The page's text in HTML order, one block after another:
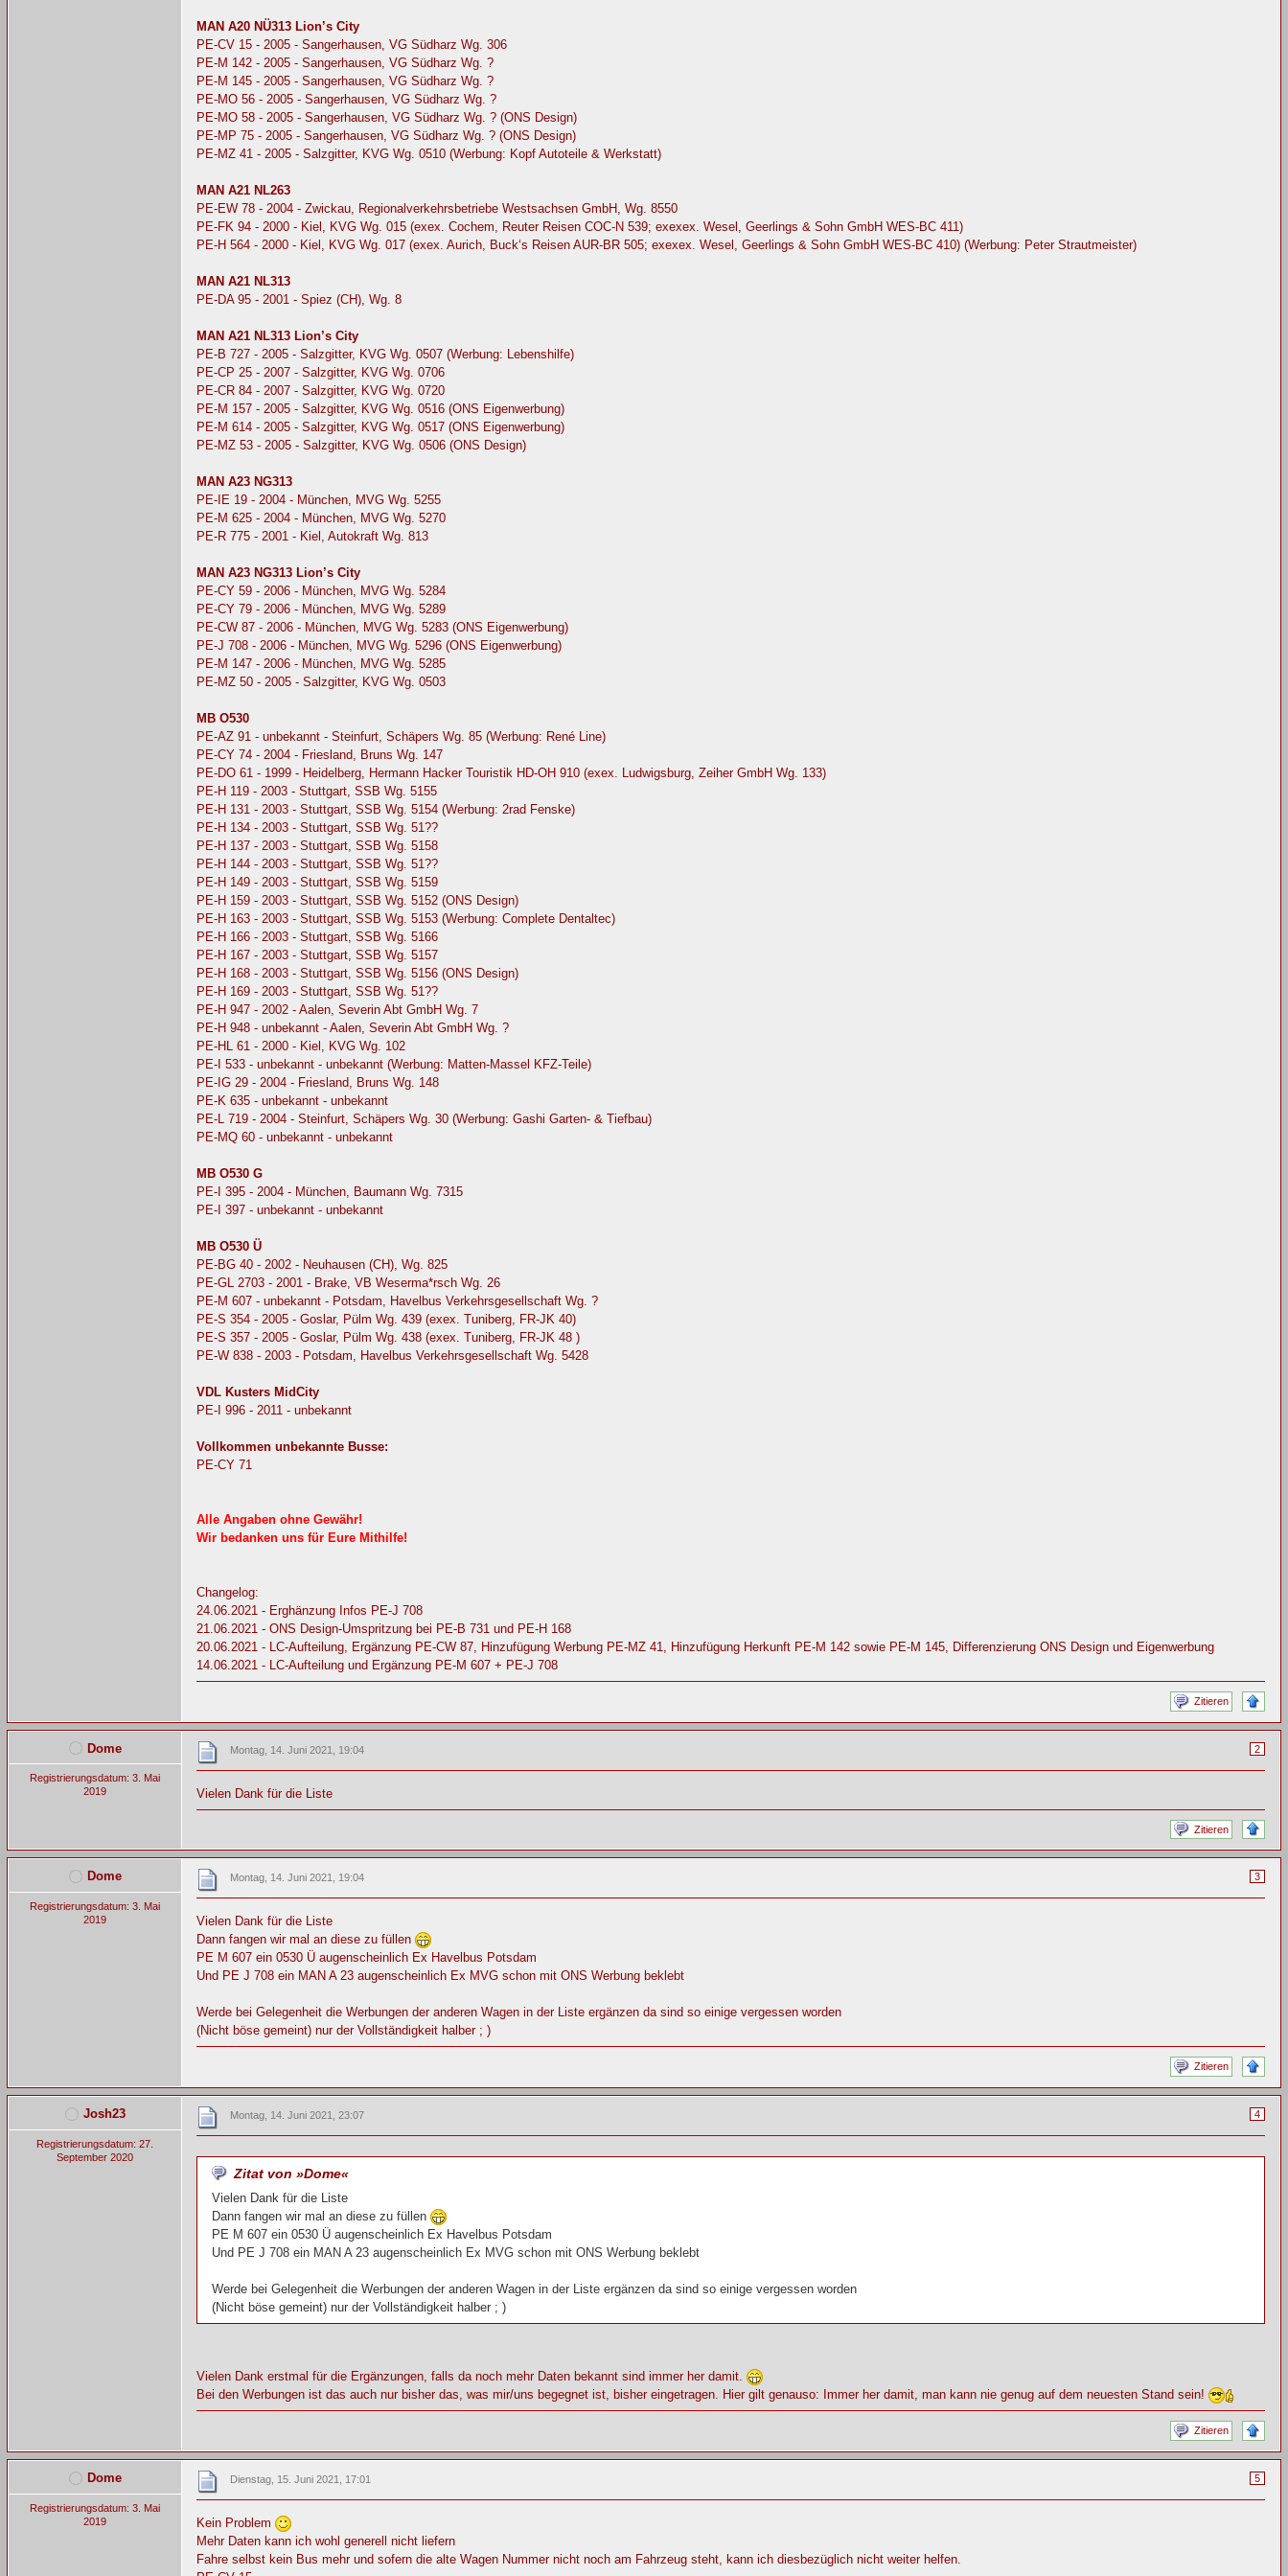
MAN A20 NÜ313 Lion’s City
PE-CV 15 - 2005 - Sangerhausen, VG Südharz Wg. 306
PE-M 142 - 2005 - Sangerhausen, VG Südharz Wg. ?
PE-M 145 - 2005 - Sangerhausen, VG Südharz Wg. ?
PE-MO 56 - 2005 - Sangerhausen, VG Südharz Wg. ?
PE-MO 58 - 2005 - Sangerhausen, VG Südharz Wg. ? (ONS Design)
PE-MP 75 - 2005 - Sangerhausen, VG Südharz Wg. ? (ONS Design)
PE-MZ 41 - 2005 - Salzgitter, KVG Wg. 0510 (Werbung: Kopf Autoteile & Werkstatt)
MAN A21 NL263
PE-EW 78 - 2004 - Zwickau, Regionalverkehrsbetriebe Westsachsen GmbH, Wg. 8550
PE-FK 94 - 2000 - Kiel, KVG Wg. 015 (exex. Cochem, Reuter Reisen COC-N 539; exexex. Wesel, Geerlings & Sohn GmbH WES-BC 411)
PE-H 564 - 2000 - Kiel, KVG Wg. 017 (exex. Aurich, Buck‘s Reisen AUR-BR 505; exexex. Wesel, Geerlings & Sohn GmbH WES-BC 410) (Werbung: Peter Strautmeister)
MAN A21 NL313
PE-DA 95 - 2001 - Spiez (CH), Wg. 8
MAN A21 NL313 Lion’s City
PE-B 727 - 2005 - Salzgitter, KVG Wg. 0507 (Werbung: Lebenshilfe)
PE-CP 25 - 2007 - Salzgitter, KVG Wg. 0706
PE-CR 84 - 2007 - Salzgitter, KVG Wg. 0720
PE-M 157 - 2005 - Salzgitter, KVG Wg. 0516 (ONS Eigenwerbung)
PE-M 614 - 2005 - Salzgitter, KVG Wg. 0517 (ONS Eigenwerbung)
PE-MZ 53 - 2005 - Salzgitter, KVG Wg. 0506 (ONS Design)
MAN A23 NG313
PE-IE 19 - 2004 - München, MVG Wg. 5255
PE-M 625 - 2004 - München, MVG Wg. 5270
PE-R 775 - 2001 - Kiel, Autokraft Wg. 813
MAN A23 NG313 Lion’s City
PE-CY 59 - 2006 - München, MVG Wg. 5284
PE-CY 79 - 2006 - München, MVG Wg. 5289
PE-CW 87 - 2006 - München, MVG Wg. 5283 (ONS Eigenwerbung)
PE-J 708 - 2006 - München, MVG Wg. 5296 (ONS Eigenwerbung)
PE-M 147 - 2006 - München, MVG Wg. 5285
PE-MZ 50 - 2005 - Salzgitter, KVG Wg. 0503
MB O530
PE-AZ 91 - unbekannt - Steinfurt, Schäpers Wg. 85 (Werbung: René Line)
PE-CY 74 - 2004 - Friesland, Bruns Wg. 147
PE-DO 61 - 1999 - Heidelberg, Hermann Hacker Touristik HD-OH 910 (exex. Ludwigsburg, Zeiher GmbH Wg. 133)
PE-H 119 - 2003 - Stuttgart, SSB Wg. 5155
PE-H 131 - 2003 - Stuttgart, SSB Wg. 5154 (Werbung: 2rad Fenske)
PE-H 134 - 2003 - Stuttgart, SSB Wg. 51??
PE-H 137 - 2003 - Stuttgart, SSB Wg. 5158
PE-H 144 - 2003 - Stuttgart, SSB Wg. 51??
PE-H 149 - 2003 - Stuttgart, SSB Wg. 5159
PE-H 159 - 2003 - Stuttgart, SSB Wg. 5152 (ONS Design)
PE-H 163 - 2003 - Stuttgart, SSB Wg. 5153 (Werbung: Complete Dentaltec)
PE-H 166 - 2003 - Stuttgart, SSB Wg. 5166
PE-H 167 - 2003 - Stuttgart, SSB Wg. 5157
PE-H 168 - 2003 - Stuttgart, SSB Wg. 5156 (ONS Design)
PE-H 169 - 2003 - Stuttgart, SSB Wg. 51??
PE-H 947 - 2002 - Aalen, Severin Abt GmbH Wg. 7
PE-H 948 - unbekannt - Aalen, Severin Abt GmbH Wg. ?
PE-HL 61 - 2000 - Kiel, KVG Wg. 102
PE-I 533 - unbekannt - unbekannt (Werbung: Matten-Massel KFZ-Teile)
PE-IG 29 - 2004 - Friesland, Bruns Wg. 148
PE-K 635 - unbekannt - unbekannt
PE-L 719 - 2004 - Steinfurt, Schäpers Wg. 30 (Werbung: Gashi Garten- & Tiefbau)
PE-MQ 60 - unbekannt - unbekannt
MB O530 G
PE-I 395 - 2004 - München, Baumann Wg. 7315
PE-I 397 - unbekannt - unbekannt
MB O530 Ü
PE-BG 40 - 2002 - Neuhausen (CH), Wg. 825
PE-GL 2703 - 2001 - Brake, VB Weserma*rsch Wg. 26
PE-M 607 - unbekannt - Potsdam, Havelbus Verkehrsgesellschaft Wg. ?
PE-S 354 - 2005 - Goslar, Pülm Wg. 439 (exex. Tuniberg, FR-JK 40)
PE-S 357 - 2005 - Goslar, Pülm Wg. 438 (exex. Tuniberg, FR-JK 48 )
PE-W 838 - 2003 - Potsdam, Havelbus Verkehrsgesellschaft Wg. 5428
VDL Kusters MidCity
PE-I 996 - 2011 - unbekannt
Vollkommen unbekannte Busse:
PE-CY 71
Alle Angaben ohne Gewähr!
Wir bedanken uns für Eure Mithilfe!
Changelog:
24.06.2021 - Erghänzung Infos PE-J 708
21.06.2021 - ONS Design-Umspritzung bei PE-B 731 und PE-H 168
20.06.2021 - LC-Aufteilung, Ergänzung PE-CW 87, Hinzufügung Werbung PE-MZ 41, Hinzufügung Herkunft PE-M 142 sowie PE-M 145, Differenzierung ONS Design und Eigenwerbung
14.06.2021 - LC-Aufteilung und Ergänzung PE-M 607 + PE-J 708
Zitieren
Dome
Registrierungsdatum: 3. Mai
2019
2
Montag, 14. Juni 2021, 19:04
Vielen Dank für die Liste
Zitieren
Dome
Registrierungsdatum: 3. Mai
2019
3
Montag, 14. Juni 2021, 19:04
Vielen Dank für die Liste
Dann fangen wir mal an diese zu füllen
PE M 607 ein 0530 Ü augenscheinlich Ex Havelbus Potsdam
Und PE J 708 ein MAN A 23 augenscheinlich Ex MVG schon mit ONS Werbung beklebt
Werde bei Gelegenheit die Werbungen der anderen Wagen in der Liste ergänzen da sind so einige vergessen worden
(Nicht böse gemeint) nur der Vollständigkeit halber ; )
Zitieren
Josh23
Registrierungsdatum: 27.
September 2020
4
Montag, 14. Juni 2021, 23:07
Zitat von »Dome«
Vielen Dank für die Liste
Dann fangen wir mal an diese zu füllen
PE M 607 ein 0530 Ü augenscheinlich Ex Havelbus Potsdam
Und PE J 708 ein MAN A 23 augenscheinlich Ex MVG schon mit ONS Werbung beklebt
Werde bei Gelegenheit die Werbungen der anderen Wagen in der Liste ergänzen da sind so einige vergessen worden
(Nicht böse gemeint) nur der Vollständigkeit halber ; )
Vielen Dank erstmal für die Ergänzungen, falls da noch mehr Daten bekannt sind immer her damit.
Bei den Werbungen ist das auch nur bisher das, was mir/uns begegnet ist, bisher eingetragen. Hier gilt genauso: Immer her damit, man kann nie genug auf dem neuesten Stand sein!
Zitieren
Dome
Registrierungsdatum: 3. Mai
2019
5
Dienstag, 15. Juni 2021, 17:01
Kein Problem
Mehr Daten kann ich wohl generell nicht liefern
Fahre selbst kein Bus mehr und sofern die alte Wagen Nummer nicht noch am Fahrzeug steht, kann ich diesbezüglich nicht weiter helfen.